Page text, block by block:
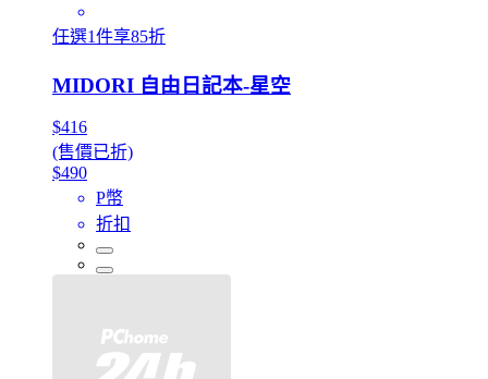
任選1件享85折
MIDORI 自由日記本-星空
$416
(售價已折)
$490
P幣
折扣